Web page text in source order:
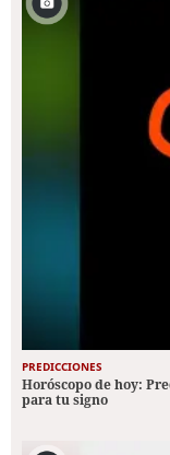
PREDICCIONES
Horóscopo de hoy:
para tu signo